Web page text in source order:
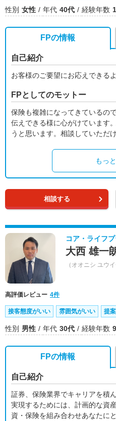
性別 女性 年代 40代 経験年数
FPの情報
自己紹介
お客様のご要望にお応えできる
FPとしてのモットー
保険も複雑になってきているの
伝えできる様に心がけています
うと思います。相談していただ
もっ
相談する
コア・ライフ
大西 雄一
（オオニシ ユウイ
高評価レビュー 4件
接客態度がいい 雰囲気がいい 提
性別 男性 年代 30代 経験年数
FPの情報
自己紹介
証券、保険業界でキャリアを積
実現するためには、計画的な資
資・保険を組み合わせあなたに